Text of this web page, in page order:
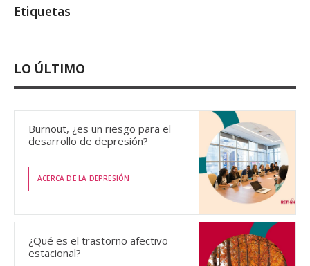
Etiquetas
LO ÚLTIMO
Burnout, ¿es un riesgo para el
desarrollo de depresión?
ACERCA DE LA DEPRESIÓN
¿Qué es el trastorno afectivo
estacional?